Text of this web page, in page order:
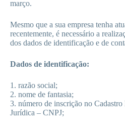
março.
Mesmo que a sua empresa tenha
recentemente, é necessário a
dos dados de identificação e de
Dados de identificação:
1. razão social;
2. nome de fantasia;
3. número de inscrição no Cadastro
Jurídica – CNPJ;